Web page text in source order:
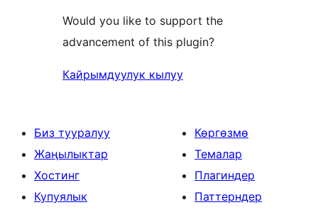
Would you like to support the
advancement of this plugin?
Кайрымдуулук кылуу
Биз тууралуу
Жаңылыктар
Хостинг
Купуялык
Көргөзмө
Темалар
Плагиндер
Паттерндер